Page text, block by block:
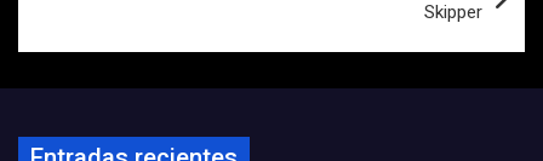
Skipper